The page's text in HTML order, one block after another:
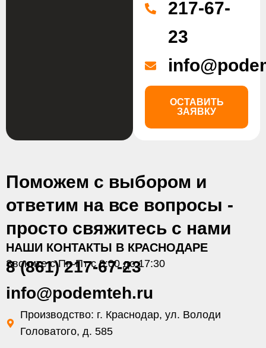
217-67-
23
ОСТАВИТЬ
ЗАЯВКУ
Поможем с выбором и
ответим на все вопросы -
просто свяжитесь с нами
НАШИ КОНТАКТЫ В КРАСНОДАРЕ
Звоните с Пн-Пт с 8:00 до 17:30
8 (861) 217-67-23
info@podemteh.ru
Производство: г. Краснодар, ул. Володи
Головатого, д. 585